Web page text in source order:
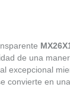
de una
excepcional
convierte en